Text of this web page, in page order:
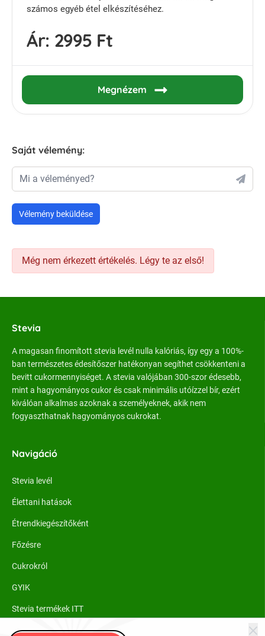
számos egyéb étel elkészítéséhez.
Ár: 2995 Ft
Megnézem
Saját vélemény:
Mi a véleményed?
Vélemény beküldése
Még nem érkezett értékelés. Légy te az első!
Stevia
A magasan finomított stevia levél nulla kalóriás, így egy a 100%-
ban természetes édesítőszer hatékonyan segíthet csökkenteni a
bevitt cukormennyiséget. A stevia valójában 300-szor édesebb,
mint a hagyományos cukor és csak minimális utóízzel bír, ezért
kiválóan alkalmas azoknak a személyeknek, akik nem
fogyaszthatnak hagyományos cukrokat.
Navigáció
Stevia levél
Élettani hatások
Étrendkiegészítőként
Főzésre
Cukrokról
GYIK
Stevia termékek ITT